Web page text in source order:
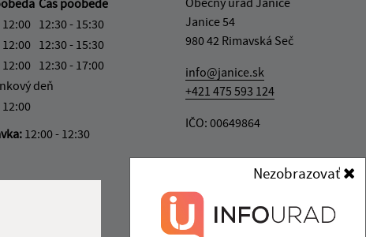
Nezobrazovať
12:30 - 15:30
12:30 - 15:30
12:30 - 17:00
deň
12:00 - 12:30
Janice 54
980 42 Rimavská Seč
info@janice.sk
+421 475 593 124
IČO: 00649864